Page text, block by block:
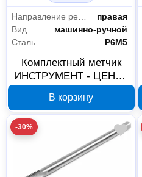
Направление резьбы
правая
Вид
машинно-ручной
Сталь
P6M5
Комплектный метчик
ИНСТРУМЕНТ - ЦЕНТР
2 шт.
В корзину
-30%